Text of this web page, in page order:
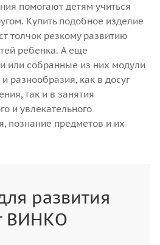
помогают детям учиться
Купить подобное изделие
толчок резкому развитию
ребенка. А еще
или собранные из них модули
разнообразия, как в досуг
так и в занятия
и увлекательного
познание предметов и их
развития
ВИНКО